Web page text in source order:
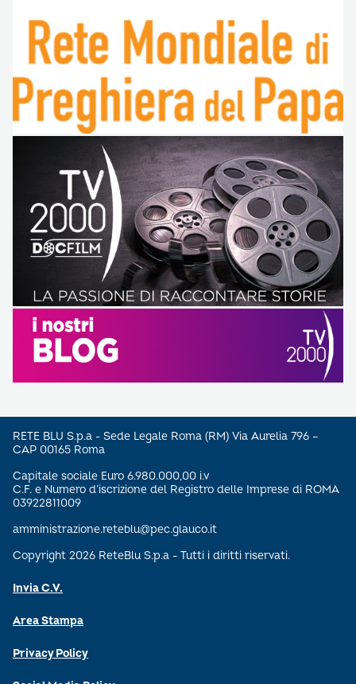
RETE BLU S.p.a - Sede Legale Roma (RM) Via Aurelia 796 –
CAP 00165 Roma
Capitale sociale Euro 6.980.000,00 i.v
C.F. e Numero d’iscrizione del Registro delle Imprese di ROMA
03922811009
amministrazione.reteblu@pec.glauco.it
Copyright 2026 ReteBlu S.p.a - Tutti i diritti riservati.
Invia C.V.
Area Stampa
Privacy Policy